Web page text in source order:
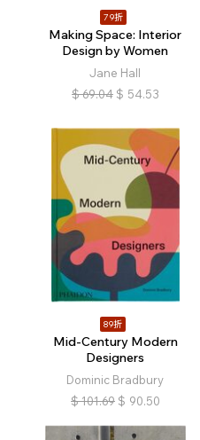
79折
Making Space: Interior
Design by Women
Jane Hall
$ 69.04 $ 54.53
89折
Mid-Century Modern
Designers
Dominic Bradbury
$ 101.69 $ 90.50